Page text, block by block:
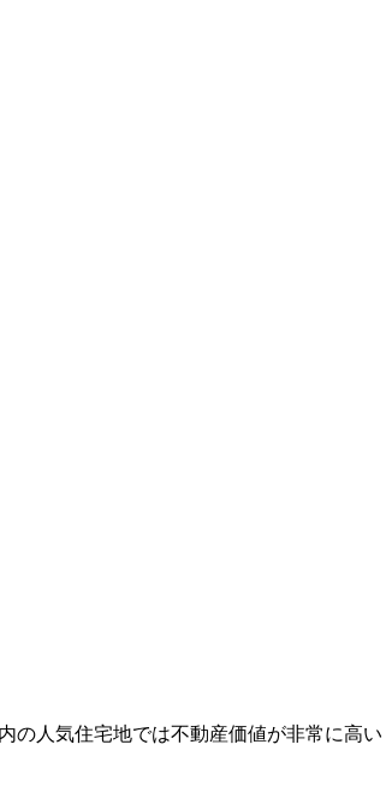
の人気住宅地では不動産価値が非常に高い